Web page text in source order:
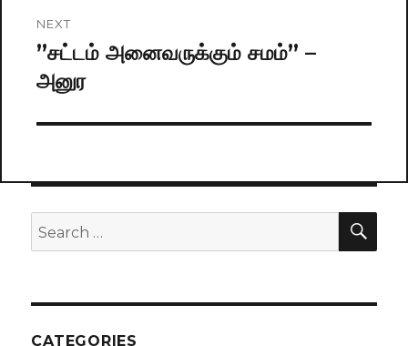
NEXT
Next
post:
”சட்டம் அனைவருக்கும் சமம்” –
அனுர
Search
for:
CATEGORIES